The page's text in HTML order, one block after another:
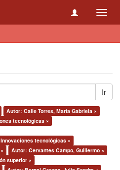
Ir
Autor: Calle Torres, María Gabriela ×
tecnológicas ×
tecnológicas ×
Autor: Cervantes Campo, Guillermo ×
superior ×